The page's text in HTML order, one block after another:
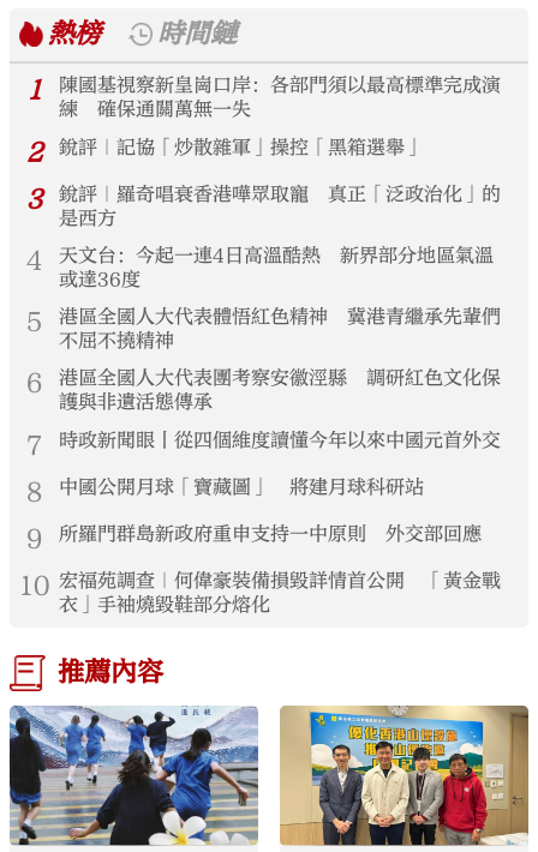
熱榜
時間鏈
1
陳國基視察新皇崗口岸：各部門須以最高標準完成演
練 確保通關萬無一失
2 銳評｜記協「炒散雜軍」操控「黑箱選舉」
3
銳評｜羅奇唱衰香港嘩眾取寵 真正「泛政治化」的
是西方
4
天文台：今起一連4日高溫酷熱 新界部分地區氣溫
或達36度
5
港區全國人大代表體悟紅色精神 冀港青繼承先輩們
不屈不撓精神
6
港區全國人大代表團考察安徽涇縣 調研紅色文化保
護與非遺活態傳承
7 時政新聞眼丨從四個維度讀懂今年以來中國元首外交
8 中國公開月球「寶藏圖」 將建月球科研站
9 所羅門群島新政府重申支持一中原則 外交部回應
10 宏福苑調查｜何偉豪裝備損毀詳情首公開 「黃金戰
衣」手袖燒毀鞋部分熔化
推薦內容